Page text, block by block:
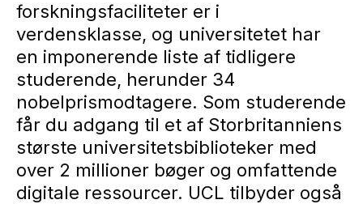
forskningsfaciliteter er i
verdensklasse, og universitetet har
en imponerende liste af tidligere
studerende, herunder 34
nobelprismodtagere. Som studerende
får du adgang til et af Storbritanniens
største universitetsbiblioteker med
over 2 millioner bøger og omfattende
digitale ressourcer. UCL tilbyder også